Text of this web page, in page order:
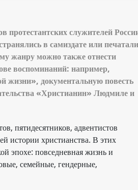
протестантских служителей
в самиздате или
жанру можно также отнести
воспоминаний: например,
жизни», документальную повесть
«Христианин» Людмиле и
пятидесятников, адвентистов
истории христианства. В этих
эпохе: повседневная жизнь и
семейные, гендерные,